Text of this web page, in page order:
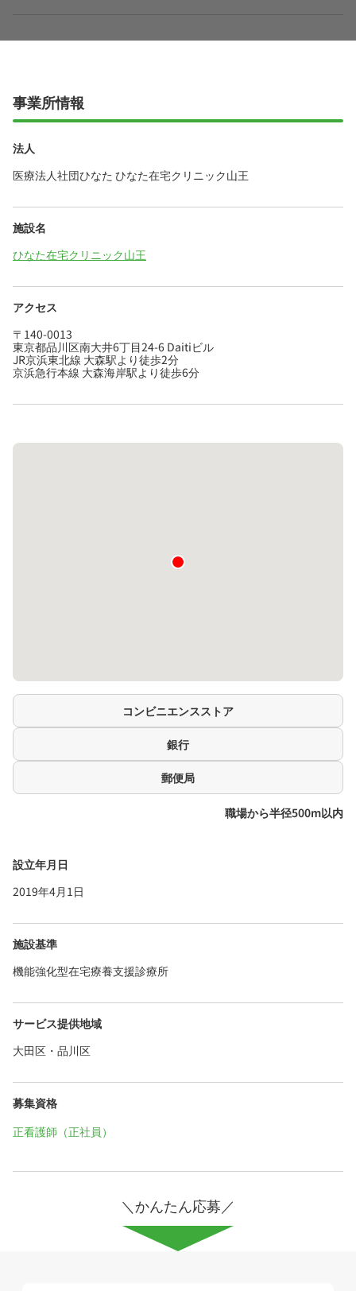
事業所情報
法人
医療法人社団ひなた ひなた在宅クリニック山王
施設名
ひなた在宅クリニック山王
アクセス
〒140-0013
東京都品川区南大井6丁目24-6 Daitiビル
JR京浜東北線 大森駅より徒歩2分
京浜急行本線 大森海岸駅より徒歩6分
コンビニエンスストア
銀行
郵便局
職場から半径500m以内
設立年月日
2019年4月1日
施設基準
機能強化型在宅療養支援診療所
サービス提供地域
大田区・品川区
募集資格
正看護師（正社員）
＼かんたん応募／